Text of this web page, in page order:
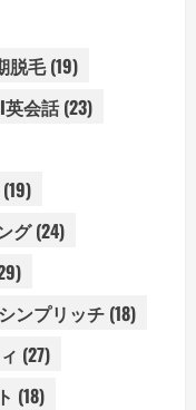
脱毛(19)
英会話(23)
(19)
グ(24)
シンプリッチ (18)
(27)
(18)